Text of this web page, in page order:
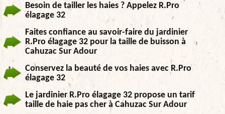
Besoin de tailler les haies ? Appelez R.Pro
élagage 32
Faites confiance au savoir-faire du jardinier
R.Pro élagage 32 pour la taille de buisson à
Cahuzac Sur Adour
Conservez la beauté de vos haies avec R.Pro
élagage 32
Le jardinier R.Pro élagage 32 propose un tarif
taille de haie pas cher à Cahuzac Sur Adour